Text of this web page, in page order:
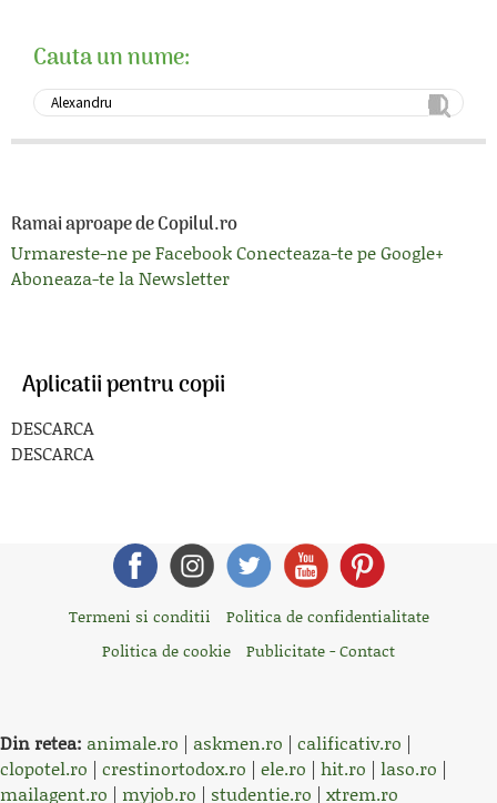
Cauta un nume:
Ramai aproape de Copilul.ro
Urmareste-ne pe FacebookConecteaza-te pe Google+
Aboneaza-te la Newsletter
Aplicatii pentru copii
DESCARCA
DESCARCA
Termeni si conditii
Politica de confidentialitate
Politica de cookie
Publicitate - Contact
Din retea: animale.ro | askmen.ro | calificativ.ro |
clopotel.ro | crestinortodox.ro | ele.ro | hit.ro | laso.ro |
mailagent.ro | myjob.ro | studentie.ro | xtrem.ro